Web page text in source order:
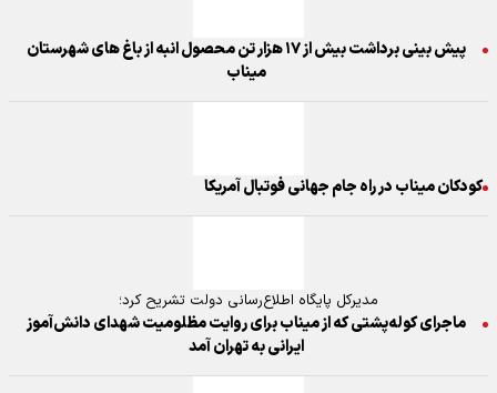
پیش بینی برداشت بیش از ۱۷ هزار تن محصول انبه از باغ های شهرستان
میناب
کودکان میناب در راه جام جهانی فوتبال آمریکا
مدیرکل پایگاه اطلاع‌رسانی دولت تشریح کرد؛
ماجرای کوله‌پشتی که از میناب برای روایت مظلومیت شهدای دانش‌آموز
ایرانی به تهران آمد